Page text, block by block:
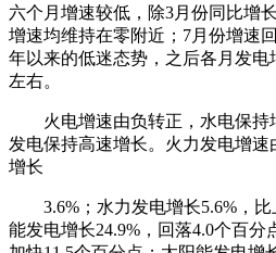
六个月增速较低，除3月份同比增
增速均维持在零附近；7月份增速
年以来的低迷态势，之后各月发电
左右。
火电增速由负转正，水电保持
发电保持高速增长。火力发电增速
增长
3.6%；水力发电增长5.6%，比
能发电增长24.9%，回落4.0个百分